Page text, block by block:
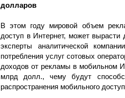
долларов
В этом году мировой объем
доступ в Интернет, может
эксперты аналитической
потребления услуг сотовых
доходов от рекламы в мобильном
млрд долл., чему будут
распространения мобильного